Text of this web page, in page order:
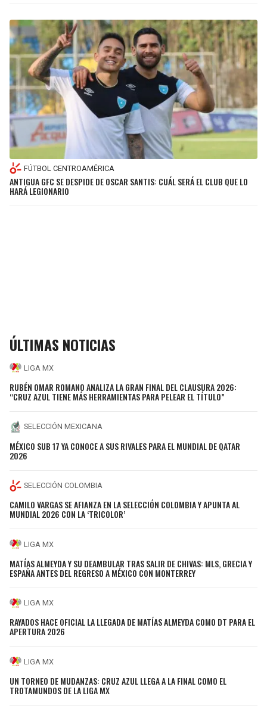
FÚTBOL CENTROAMÉRICA
ANTIGUA GFC SE DESPIDE DE OSCAR SANTIS: CUÁL SERÁ EL CLUB QUE LO
HARÁ LEGIONARIO
ÚLTIMAS NOTICIAS
LIGA MX
RUBÉN OMAR ROMANO ANALIZA LA GRAN FINAL DEL CLAUSURA 2026:
“CRUZ AZUL TIENE MÁS HERRAMIENTAS PARA PELEAR EL TÍTULO”
SELECCIÓN MEXICANA
MÉXICO SUB 17 YA CONOCE A SUS RIVALES PARA EL MUNDIAL DE QATAR
2026
SELECCIÓN COLOMBIA
CAMILO VARGAS SE AFIANZA EN LA SELECCIÓN COLOMBIA Y APUNTA AL
MUNDIAL 2026 CON LA ‘TRICOLOR’
LIGA MX
MATÍAS ALMEYDA Y SU DEAMBULAR TRAS SALIR DE CHIVAS: MLS, GRECIA Y
ESPAÑA ANTES DEL REGRESO A MÉXICO CON MONTERREY
LIGA MX
RAYADOS HACE OFICIAL LA LLEGADA DE MATÍAS ALMEYDA COMO DT PARA EL
APERTURA 2026
LIGA MX
UN TORNEO DE MUDANZAS: CRUZ AZUL LLEGA A LA FINAL COMO EL
TROTAMUNDOS DE LA LIGA MX